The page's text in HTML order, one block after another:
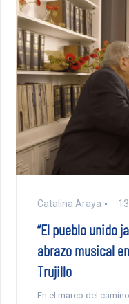
Catalina Araya
“El pueblo unido
abrazo musical
Trujillo
En el marco del